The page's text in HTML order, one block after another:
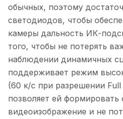
обычных, поэтому
светодиодов, чтобы
камеры дальность ИК-
того, чтобы не потерять
наблюдении динамичных
поддерживает режим
(60 к/с при разрешении
позволяет ей формировать
видеоизображение и не